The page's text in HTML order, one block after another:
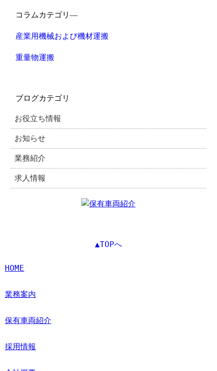
コラムカテゴリ―
産業用機械および機材運搬
重量物運搬
ブログカテゴリ
お役立ち情報
お知らせ
業務紹介
求人情報
▲TOPへ
HOME
業務案内
保有車両紹介
採用情報